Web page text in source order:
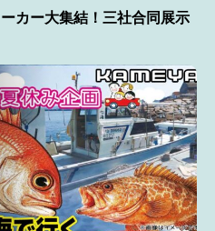
カー大集結！三社合同展示